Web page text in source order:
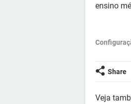
ensino
Share
Veja